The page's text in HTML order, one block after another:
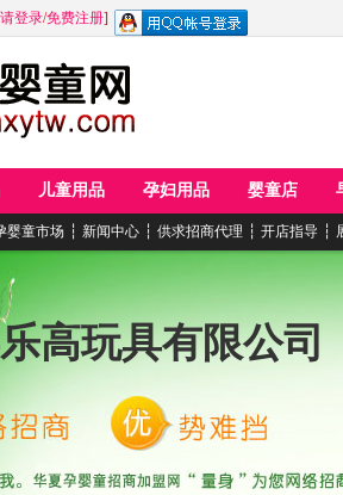
请登录/免费注册]
儿童用品 孕妇用品 婴童店
婴童市场 ┆ 新闻中心 ┆ 供求招商代理 ┆ 开店指导 ┆
高玩具有限公司